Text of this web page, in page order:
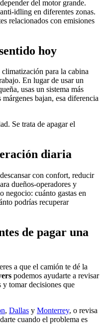
del motor grande.
idling en diferentes zonas.
relacionados con emisiones
hoy
para la cabina
En lugar de usar un
usas un sistema más
bajan, esa diferencia
Se trata de apagar el
diaria
con confort, reducir
dueños-operadores y
negocio: cuánto gastas en
podrías recuperar
de pagar una
a que el camión te dé la
podemos ayudarte a revisar
y tomar decisiones que
, Dallas y Monterrey, o revisa
cuando el problema es